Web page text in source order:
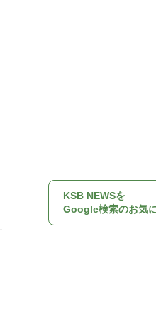
KSB NEWSを
Google検索のお気